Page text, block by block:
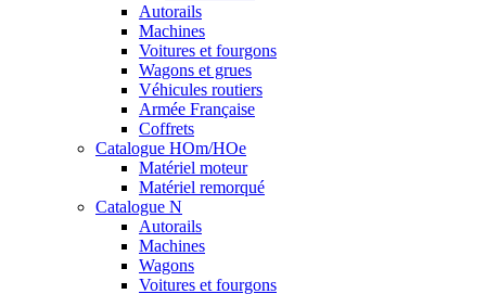
Autorails
Machines
Voitures et fourgons
Wagons et grues
Véhicules routiers
Armée Française
Coffrets
Catalogue HOm/HOe
Matériel moteur
Matériel remorqué
Catalogue N
Autorails
Machines
Wagons
Voitures et fourgons